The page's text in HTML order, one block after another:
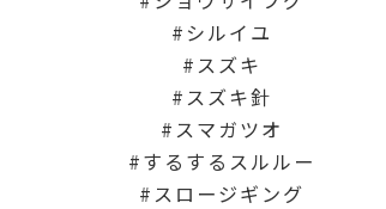
シルイユ
スズキ
スズキ針
スマガツオ
するするスルルー
スロージギング